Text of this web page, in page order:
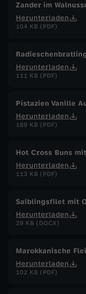
Zander im
Herunterladen
104 KB (PDF)
Herunterladen
111 KB (PDF)
Pistazien Vanille
Herunterladen
189 KB (PDF)
Hot Cross Buns
Herunterladen
113 KB (PDF)
Saiblingsfilet mit
Herunterladen
29 KB (DOCX)
Marokkanische
Herunterladen
102 KB (PDF)